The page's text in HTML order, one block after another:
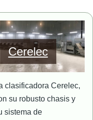
Cerelec
clasificadora Cerelec,
su robusto chasis y
sistema de